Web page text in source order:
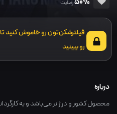
رضایت
فیلترشکن‌تون رو خاموش کنید
رو ببینید
درباره
محصول کشور و در ژانر می‌باشد و به